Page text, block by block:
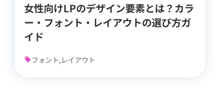
女性向けLPのデザイン要素とは？カラ
ー・フォント・レイアウトの選び方ガ
イド
フォント,レイアウト